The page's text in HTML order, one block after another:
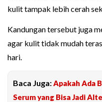
kulit tampak lebih cerah
Kandungan tersebut juga
agar kulit tidak mudah
hari.
Baca Juga: Apakah Ada
Serum yang Bisa Jadi